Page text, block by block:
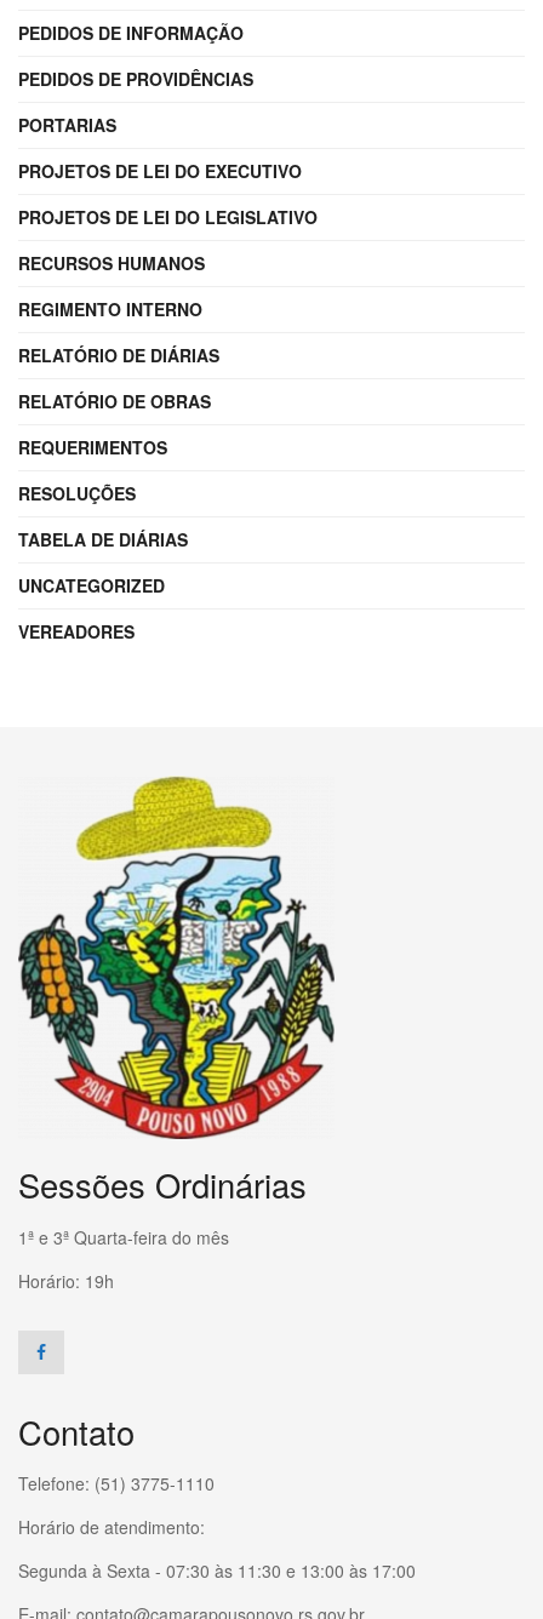
PEDIDOS DE INFORMAÇÃO
PEDIDOS DE PROVIDÊNCIAS
PORTARIAS
PROJETOS DE LEI DO EXECUTIVO
PROJETOS DE LEI DO LEGISLATIVO
RECURSOS HUMANOS
REGIMENTO INTERNO
RELATÓRIO DE DIÁRIAS
RELATÓRIO DE OBRAS
REQUERIMENTOS
RESOLUÇÕES
TABELA DE DIÁRIAS
UNCATEGORIZED
VEREADORES
Sessões Ordinárias
1ª e 3ª Quarta-feira do mês
Horário: 19h
Contato
Telefone: (51) 3775-1110
Horário de atendimento:
Segunda à Sexta - 07:30 às 11:30 e 13:00 às 17:00